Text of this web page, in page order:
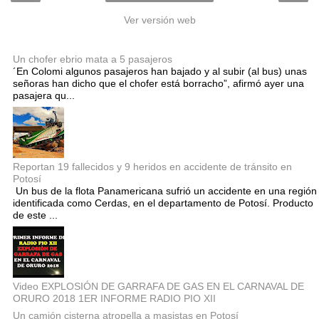
Ver versión web
Un chofer ebrio mata a 5 pasajeros
´En Colomi algunos pasajeros han bajado y al subir (al bus) unas
señoras han dicho que el chofer está borracho”, afirmó ayer una
pasajera qu...
Reportan 19 fallecidos y 9 heridos en accidente de tránsito en
Potosí
Un bus de la flota Panamericana sufrió un accidente en una región
identificada como Cerdas, en el departamento de Potosí. Producto
de este ...
Video EXPLOSIÓN DE GARRAFA DE GAS EN EL CARNAVAL DE
ORURO 2018 1ER INFORME RADIO PIO XII
Un camión cisterna atropella a masistas en Potosí